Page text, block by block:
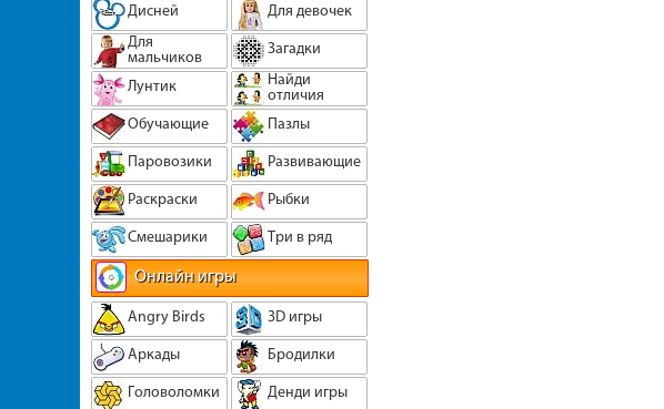
Дисней
Для девочек
Для
мальчиков
Загадки
Лунтик
Найди
отличия
Обучающие
Пазлы
Паровозики
Развивающие
Раскраски
Рыбки
Смешарики
Три в ряд
Онлайн игры
Angry Birds
3D игры
Аркады
Бродилки
Головоломки
Денди игры